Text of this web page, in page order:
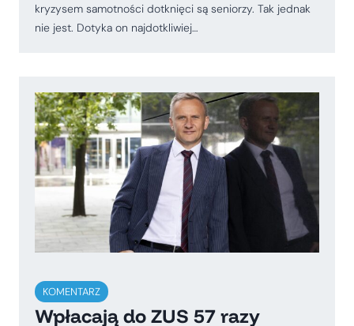
kryzysem samotności dotknięci są seniorzy. Tak jednak
nie jest. Dotyka on najdotkliwiej…
KOMENTARZ
Wpłacają do ZUS 57 razy